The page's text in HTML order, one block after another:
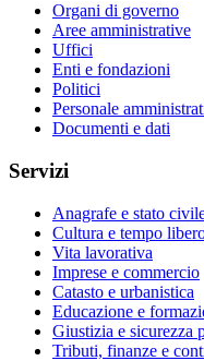
Organi di governo
Aree amministrative
Uffici
Enti e fondazioni
Politici
Personale
Documenti e dati
Servizi
Anagrafe e stato
Cultura e tempo
Vita lavorativa
Imprese e commercio
Catasto e urbanistica
Educazione e
Giustizia e sicurezza
Tributi, finanze e